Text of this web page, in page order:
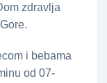
zdravlja
i bebama
od 07-